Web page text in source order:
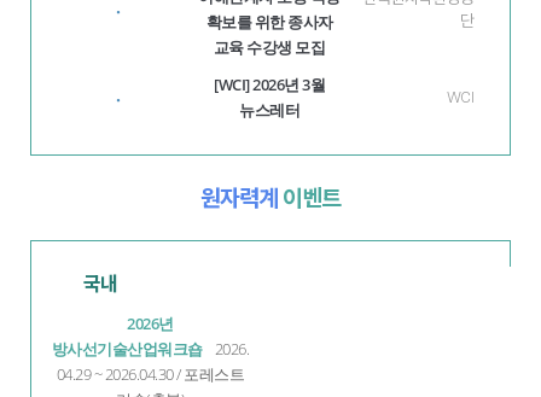
·
확보를 위한 종사자
교육 수강생 모집
단
·
[WCI] 2026년 3월
뉴스레터
WCI
원자력계 이벤트
국내
2026년
방사선기술산업워크숍 2026.
04.29 ~ 2026.04.30 / 포레스트